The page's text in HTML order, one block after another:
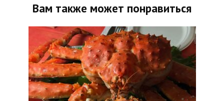
Вам также может понравиться